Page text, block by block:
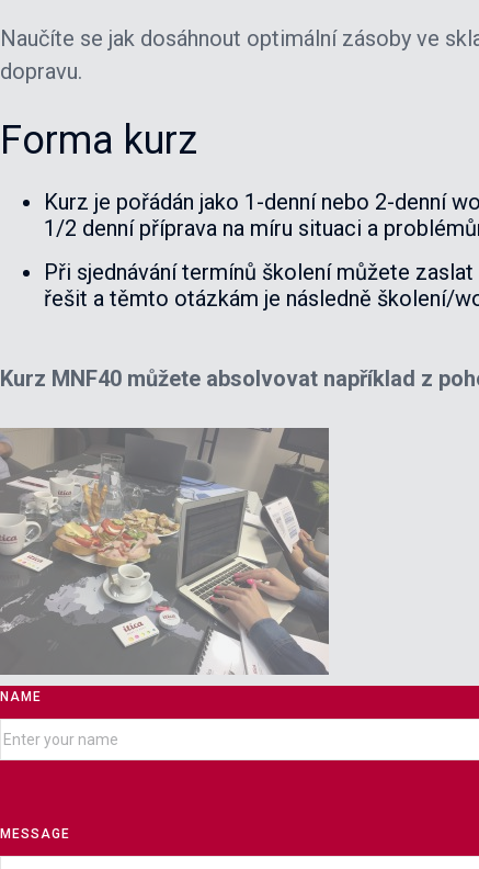
Naučíte se jak dosáhnout optimální zásoby ve
dopravu.
Forma kurz
Kurz je pořádán jako 1-denní nebo 2-denní
1/2 denní příprava na míru situaci a
Při sjednávání termínů školení můžete
řešit a těmto otázkám je následně školení/
Kurz MNF40 můžete absolvovat například z
NAME
MESSAGE